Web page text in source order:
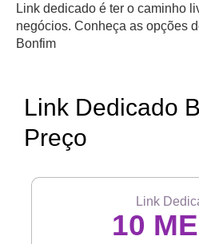
Link dedicado é ter o caminho
negócios. Conheça as opções
Bonfim
Link Dedicado
Preço
Link
10